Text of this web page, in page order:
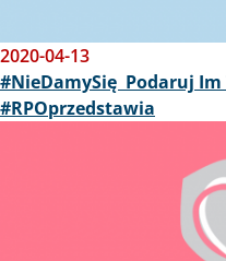
2020-04-13
#NieDamySię Podaruj Im
#RPOprzedstawia